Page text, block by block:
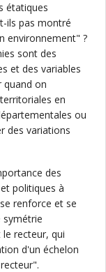
étatiques
ils pas montré
environnement" ?
sont des
et des variables
quand on
en
ou
des variations
des
politiques à
renforce et se
symétrie
recteur, qui
d'un échelon